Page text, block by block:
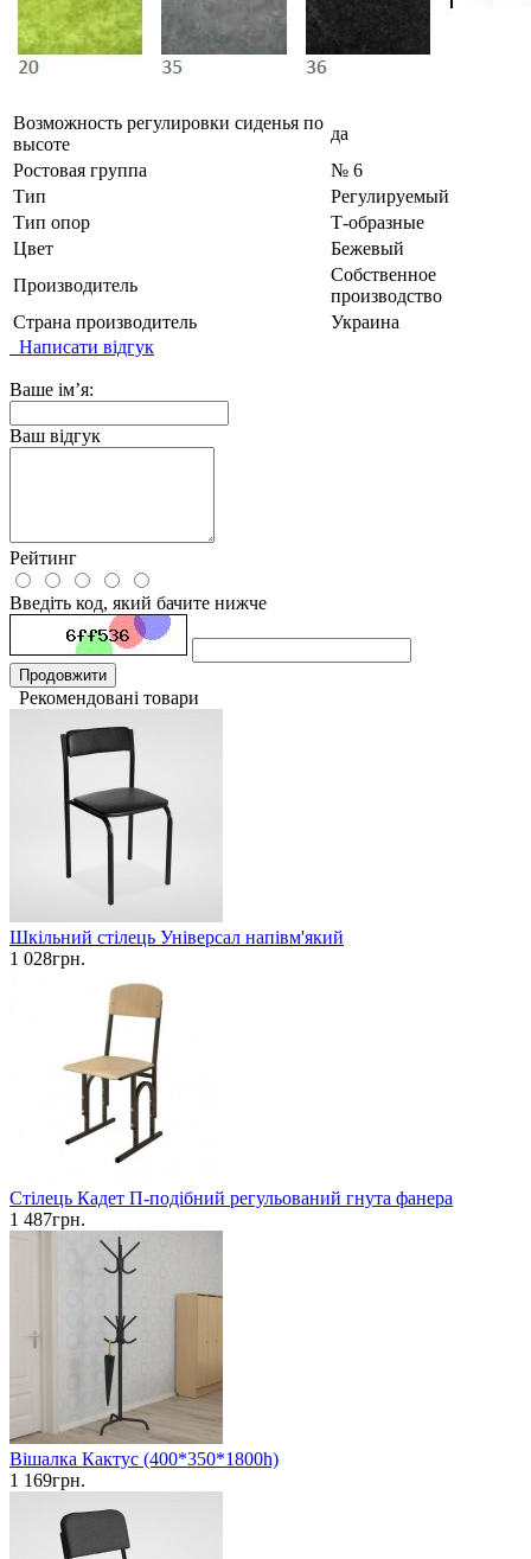
Возможность регулировки сиденья по
высоте
да
Ростовая группа
№ 6
Тип
Регулируемый
Тип опор
Т-образные
Цвет
Бежевый
Производитель
Собственное
производство
Страна производитель
Украина
Написати відгук
Ваше ім’я:
Ваш відгук
Рейтинг
Введіть код, який бачите нижче
Продовжити
Рекомендовані товари
Шкільний стілець Універсал напівм'який
1 028грн.
Стілець Кадет П-подібний регульований гнута фанера
1 487грн.
Вішалка Кактус (400*350*1800h)
1 169грн.